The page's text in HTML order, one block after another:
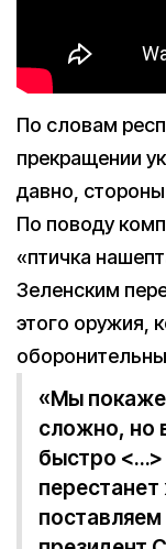
По словам
прекращении
давно,
По поводу
«птичка
Зеленским
этого оружия,
«Мы
сложно, но
быстро